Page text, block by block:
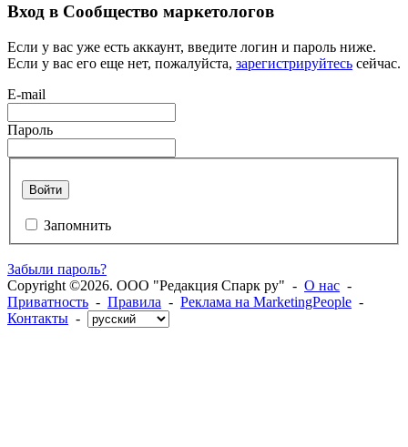
Вход в Сообщество маркетологов
Если у вас уже есть аккаунт, введите логин и пароль ниже.
Если у вас его еще нет, пожалуйста, зарегистрируйтесь сейчас.
E-mail
Пароль
Войти
Запомнить
Забыли пароль?
Copyright ©2026. ООО "Редакция Спарк ру" - О нас -
Приватность - Правила - Реклама на MarketingPeople -
Контакты -